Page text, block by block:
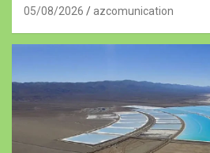
05/08/2026 azcomunication